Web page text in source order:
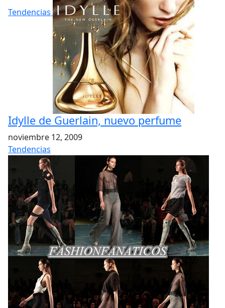
Tendencias
Idylle de Guerlain, nuevo perfume
noviembre 12, 2009
Tendencias